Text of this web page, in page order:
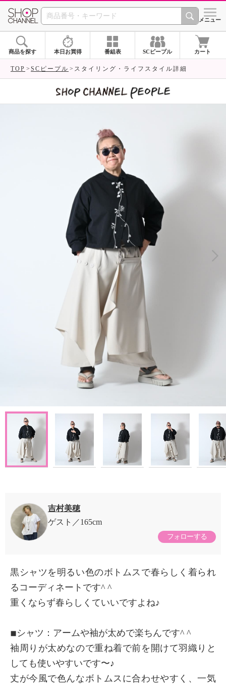
SHOP CHANNEL シメニュー
商品を探す 本日お買得 番組表 SCピープル カート
TOP SCピープル スタイリング・ライフスタイル詳細
吉村美穂
ゲスト
165cm
フォローする
黒シャツを明るい色のボトムスで春らしく着られ
るコーディネートです^ ^
重くならず春らしくていいですよね♪
◾︎シャツ：アームや袖が太めで楽ちんです^ ^
袖周りが太めなので重ね着で前を開けて羽織りと
しても使いやすいです〜♪
丈が今風で色んなボトムスに合わせやすく、一気